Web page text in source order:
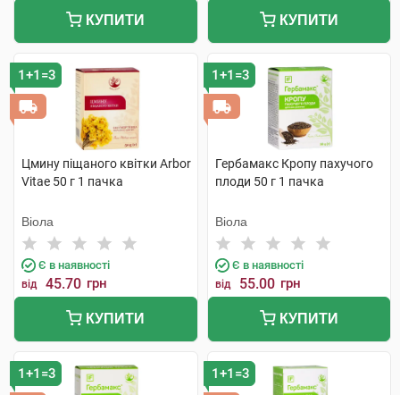
КУПИТИ КУПИТИ
1+1=3
Цмину піщаного квітки Arbor
Vitae 50 г 1 пачка
Віола
Є в наявності
від 45.70 грн
КУПИТИ
1+1=3
Гербамакс Кропу пахучого
плоди 50 г 1 пачка
Віола
Є в наявності
від 55.00 грн
КУПИТИ
1+1=3 1+1=3